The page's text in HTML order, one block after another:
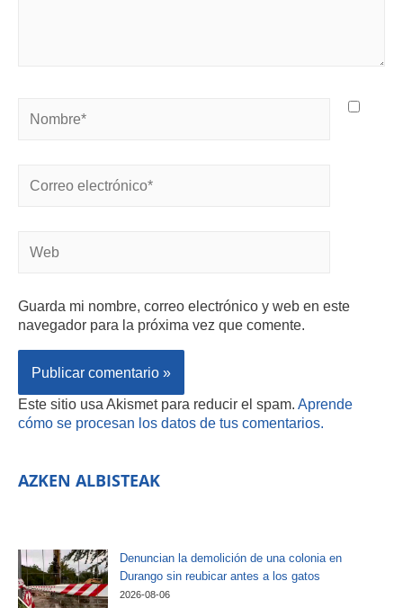
Guarda mi nombre, correo electrónico y web en este
navegador para la próxima vez que comente.
Este sitio usa Akismet para reducir el spam. Aprende
cómo se procesan los datos de tus comentarios.
AZKEN ALBISTEAK
Denuncian la demolición de una colonia en
Durango sin reubicar antes a los gatos
2026-08-06